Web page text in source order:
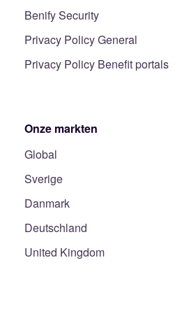
Benify Security
Privacy Policy General
Privacy Policy Benefit portals
Onze markten
Global
Sverige
Danmark
Deutschland
United Kingdom